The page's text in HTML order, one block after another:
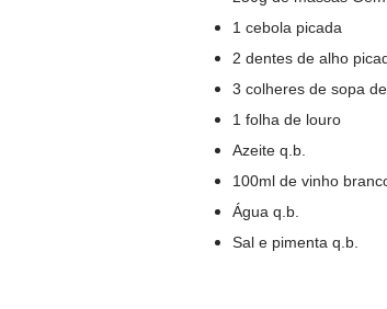
1 cebola picada
2 dentes de alho
3 colheres de sopa
1 folha de louro
Azeite q.b.
100ml de vinho
Água q.b.
Sal e pimenta q.b.